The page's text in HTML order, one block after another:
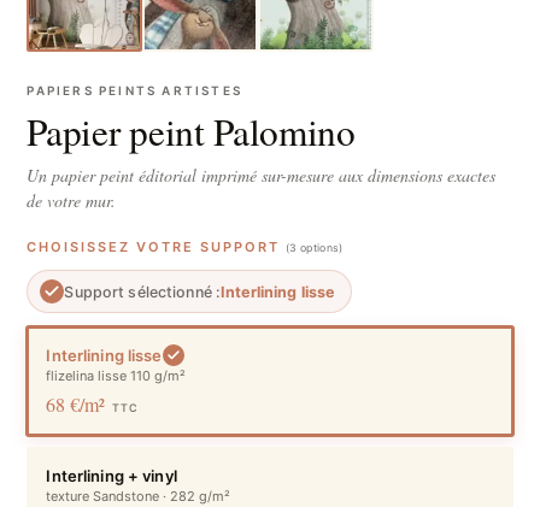
PAPIERS PEINTS ARTISTES
Papier peint Palomino
Un papier peint éditorial imprimé sur-mesure aux dimensions exactes
de votre mur.
CHOISISSEZ VOTRE SUPPORT (3 options)
Support sélectionné :Interlining lisse
Interlining lisse
flizelina lisse 110 g/m²
68 €/m² TTC
Interlining + vinyl
texture Sandstone · 282 g/m²